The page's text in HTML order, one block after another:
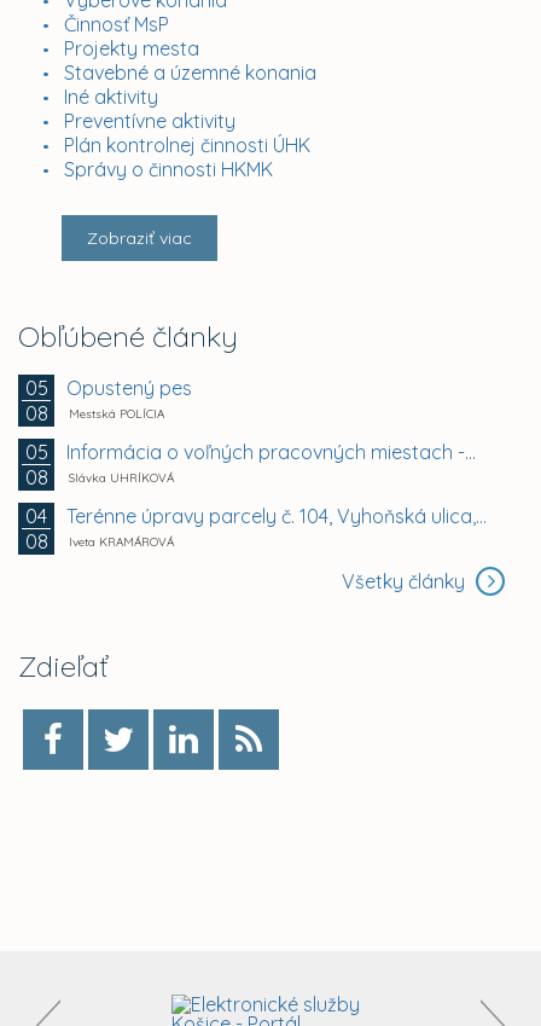
Činnosť MsP
Projekty mesta
Stavebné a územné konania
Iné aktivity
Preventívne aktivity
Plán kontrolnej činnosti ÚHK
Správy o činnosti HKMK
Zobraziť viac
Obľúbené články
05
08
Opustený pes
Mestská POLÍCIA
05
08
Informácia o voľných pracovných miestach -...
Slávka UHRÍKOVÁ
04
08
Terénne úpravy parcely č. 104, Vyhoňská ulica,...
Iveta KRAMÁROVÁ
Všetky články
Zdieľať